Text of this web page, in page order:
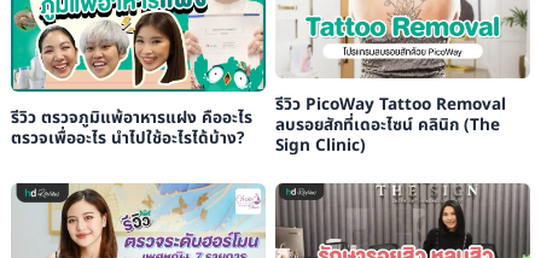
รีวิว ตรวจภูมิแพ้อาหารแฝง คืออะไร
ตรวจเพื่ออะไร นำไปใช้อะไรได้บ้าง?
รีวิว PicoWay Tattoo Removal
ลบรอยสักที่เดอะไซน์ คลินิก (The
Sign Clinic)